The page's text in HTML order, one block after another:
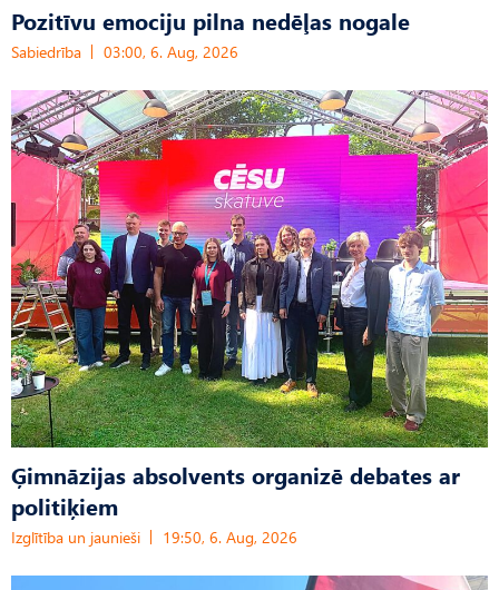
Pozitīvu emociju pilna nedēļas nogale
Sabiedrība 03:00, 6. Aug, 2026
Ģimnāzijas absolvents organizē debates ar
politiķiem
Izglītība un jaunieši 19:50, 6. Aug, 2026